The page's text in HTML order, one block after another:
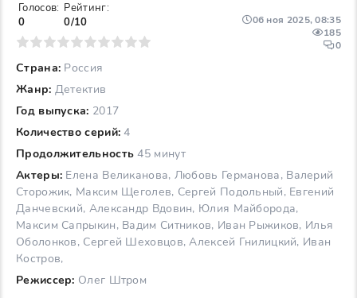
Страна: Россия
Жанр: Детектив
Год выпуска: 2017
Количество серий: 4
Продолжительность 45 минут
Актеры: Елена Великанова, Любовь Германова, Валерий
Сторожик, Максим Щеголев, Сергей Подольный, Евгений
Данчевский, Александр Вдовин, Юлия Майборода,
Максим Сапрыкин, Вадим Ситников, Иван Рыжиков, Илья
Оболонков, Сергей Шеховцов, Алексей Гнилицкий, Иван
Костров,
Режиссер: Олег Штром
06 ноя 2025, 08:35
185
0
Голосов:
0
Рейтинг:
0/10
7 8 9 10